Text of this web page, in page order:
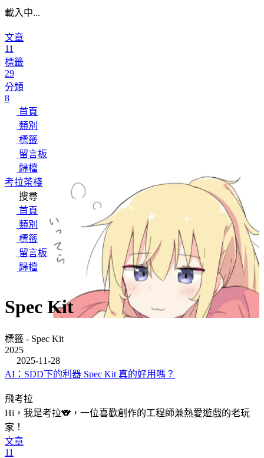
載入中...
文章
11
標籤
29
分類
8
首頁
類別
標籤
留言板
歸檔
考拉茶棧
搜尋
首頁
類別
標籤
留言板
歸檔
Spec Kit
標籤 - Spec Kit
2025
2025-11-28
AI：SDD下的利器 Spec Kit 真的好用嗎？
飛考拉
Hi，我是考拉🐨，一位喜歡創作的工程師兼熱愛遊戲的老玩
家！
文章
11